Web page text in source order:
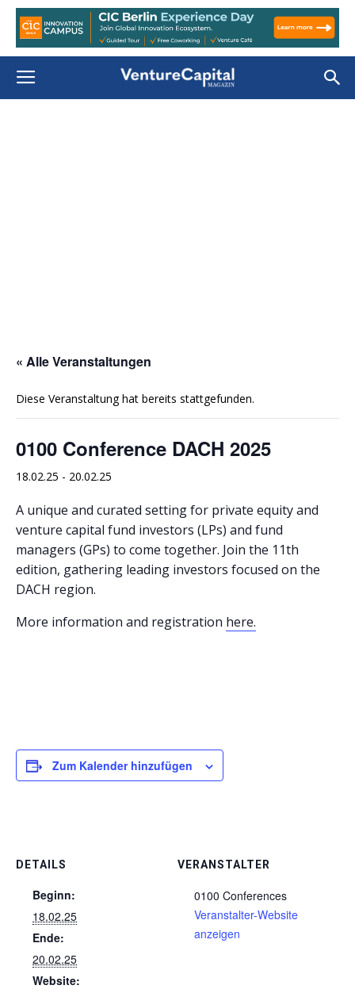
« Alle Veranstaltungen
Diese Veranstaltung hat bereits stattgefunden.
0100 Conference DACH 2025
18.02.25 - 20.02.25
A unique and curated setting for private equity and
venture capital fund investors (LPs) and fund
managers (GPs) to come together. Join the 11th
edition, gathering leading investors focused on the
DACH region.
More information and registration here.
Zum Kalender hinzufügen
DETAILS
Beginn:
18.02.25
Ende:
20.02.25
Website:
VERANSTALTER
0100 Conferences
Veranstalter-Website
anzeigen